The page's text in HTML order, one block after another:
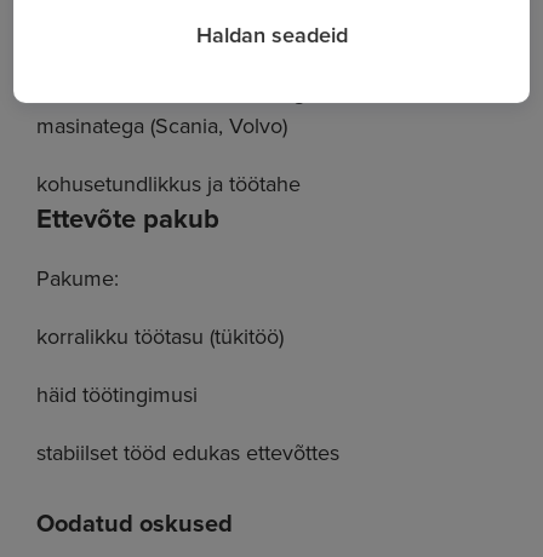
C-kategooria juhiluba ja kood 95 olemasolu
masinatega (Scania, Volvo)
kohusetundlikkus ja töötahe
Ettevõte pakub
Pakume:
korralikku töötasu (tükitöö)
häid töötingimusi
stabiilset tööd edukas ettevõttes
Oodatud oskused
Haldan seadeid